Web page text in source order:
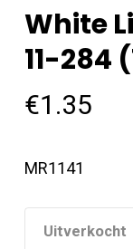
White
11-284
€1.35
MR1141
Uitverkocht